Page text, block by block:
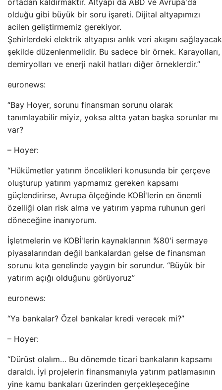
ortadan kaldırmaktır. Altyapı da ABD ve Avrupa'da
olduğu gibi büyük bir soru işareti. Dijital altyapımızı
acilen geliştirmemiz gerekiyor.
Şehirlerdeki elektrik altyapısı anlık veri akışını sağlayacak
şekilde düzenlenmelidir. Bu sadece bir örnek. Karayolları,
demiryolları ve enerji nakil hatları diğer örneklerdir.”
euronews:
“Bay Hoyer, sorunu finansman sorunu olarak
tanımlayabilir miyiz, yoksa altta yatan başka sorunlar mı
var?
– Hoyer:
“Hükümetler yatırım öncelikleri konusunda bir çerçeve
oluşturup yatırım yapmamız gereken kapsamı
güçlendirirse, Avrupa ölçeğinde KOBİ'lerin en önemli
özelliği olan risk alma ve yatırım yapma ruhunun geri
döneceğine inanıyorum.
İşletmelerin ve KOBİ'lerin kaynaklarının %80'i sermaye
piyasalarından değil bankalardan gelse de finansman
sorunu kıta genelinde yaygın bir sorundur. “Büyük bir
yatırım açığı olduğunu görüyoruz”
euronews:
“Ya bankalar? Özel bankalar kredi verecek mi?”
– Hoyer:
“Dürüst olalım… Bu dönemde ticari bankaların kapsamı
daraldı. İyi projelerin finansmanıyla yatırım patlamasının
yine kamu bankaları üzerinden gerçekleşeceğine